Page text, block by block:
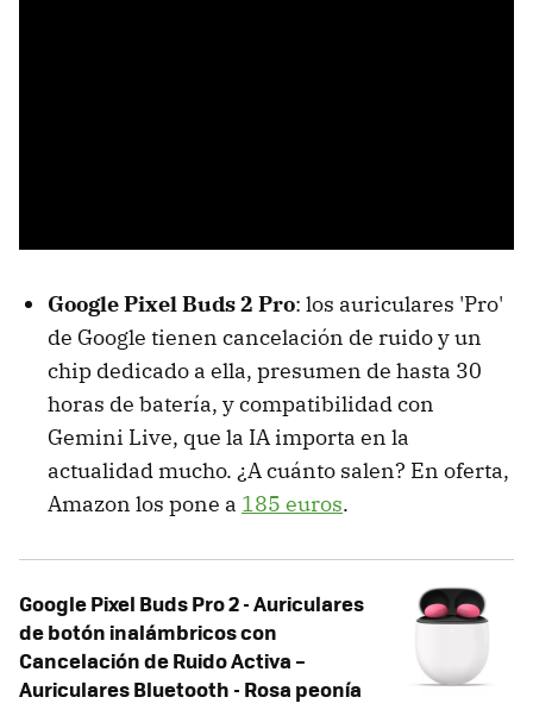
Google Pixel Buds 2 Pro: los auriculares 'Pro'
de Google tienen cancelación de ruido y un
chip dedicado a ella, presumen de hasta 30
horas de batería, y compatibilidad con
Gemini Live, que la IA importa en la
actualidad mucho. ¿A cuánto salen? En oferta,
Amazon los pone a 185 euros.
Google Pixel Buds Pro 2 - Auriculares
de botón inalámbricos con
Cancelación de Ruido Activa –
Auriculares Bluetooth - Rosa peonía